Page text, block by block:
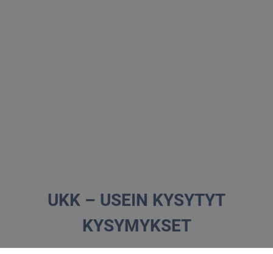
UKK – USEIN KYSYTYT
KYSYMYKSET